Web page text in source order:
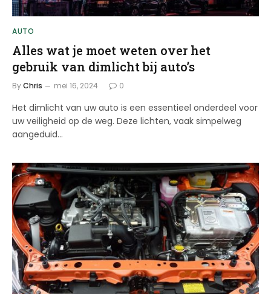
AUTO
Alles wat je moet weten over het
gebruik van dimlicht bij auto’s
ByChris mei 16, 2024 0
Het dimlicht van uw auto is een essentieel onderdeel voor
uw veiligheid op de weg. Deze lichten, vaak simpelweg
aangeduid…